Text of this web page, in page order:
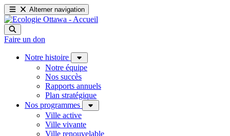
Alterner navigation
Faire un don
Notre histoire
Notre équipe
Nos succès
Rapports annuels
Plan stratégique
Nos programmes
Ville active
Ville vivante
Ville renouvelable